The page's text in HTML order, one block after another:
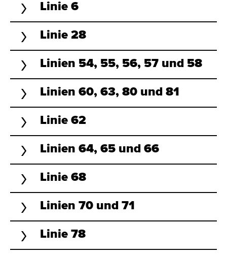
Linie 6
Linie 28
Linien 54, 55, 56, 57 und 58
Linien 60, 63, 80 und 81
Linie 62
Linien 64, 65 und 66
Linie 68
Linien 70 und 71
Linie 78